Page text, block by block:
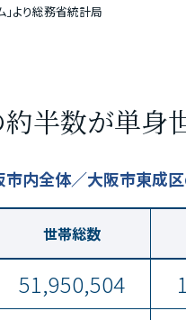
より総務省統計局
半数が単身
内全体／大阪市東成
世帯総数
51,950,504